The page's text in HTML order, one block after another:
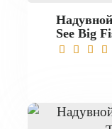
See Big